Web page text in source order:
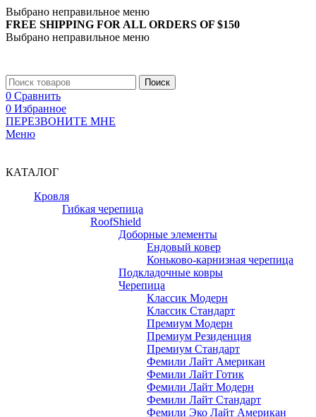
Выбрано неправильное меню
FREE SHIPPING FOR ALL ORDERS OF $150
Выбрано неправильное меню
Поиск
0 Сравнить
0 Избранное
ПЕРЕЗВОНИТЕ МНЕ
Меню
КАТАЛОГ
Кровля
Гибкая черепица
RoofShield
Доборные элементы
Ендовый ковер
Коньково-карнизная черепица
Подкладочные ковры
Черепица
Классик Модерн
Классик Стандарт
Премиум Модерн
Премиум Резиденция
Премиум Стандарт
Фемили Лайт Американ
Фемили Лайт Готик
Фемили Лайт Модерн
Фемили Лайт Стандарт
Фемили Эко Лайт Американ